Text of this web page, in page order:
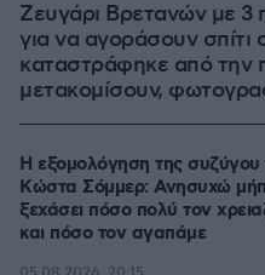
Ζευγάρι Βρετανών με 3
για να αγοράσουν σπίτι
καταστράφηκε από την
μετακομίσουν,
Η εξομολόγηση της συζύγου
Κώστα Σόμμερ: Ανησυχώ
ξεχάσει πόσο πολύ τον
και πόσο τον αγαπάμε